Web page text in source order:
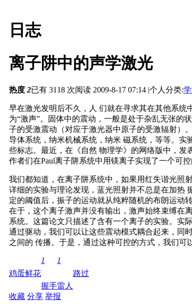
日志
离子阱中的声学激光
热度 2已有 3118 次阅读 2009-8-17 07:14 |个人分类:
早在激光发明后不久，人 们就在寻求其在其他系
为“激声”。固体中的震动，一般是处于杂乱无张的
子的受激震动（对应于激光器中原子的受激辐射）
导体系统，纳米机械系统，纳米 磁系统，等等。
些标志。最近，在《自然 物理学》的网络版中，发
作者们在Paul离子阱系统中用镁离子实现了一个可控
我们都知道，在离子阱系统中，如果用红失谐光照
详细的实验与理论发现，蓝光照射并不总是在加热
定的阈值后，振子的运动就从纯粹随机的布朗运动
在于，这个离子激声并没有输出，激声始终束缚在
系统。这篇论文只描述了含有一个离子的实验。实
通过驱动，我们可以让这些震动模式耦合起来，同
之间的 传播。于是，通过这种可控的方式，我们可
鸡蛋鲜花
1
握手
1
雷人
路过
收藏 分享 举报